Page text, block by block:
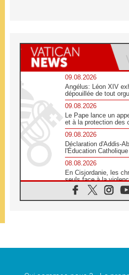
09.08.2026
Angélus: Léon XIV
dépouillée de tout
09.08.2026
Le Pape lance un
et à la protection des
09.08.2026
Déclaration d'Addis-
l'Éducation
08.08.2026
En Cisjordanie, les
seuls face à la
08.08.2026
Léon XIV au
08.08.2026